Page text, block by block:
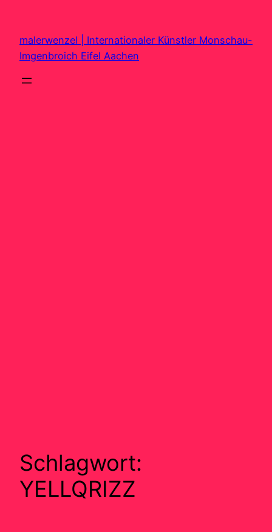
springen
malerwenzel | Internationaler Künstler Monschau-
Imgenbroich Eifel Aachen
Schlagwort:
YELLQRIZZ